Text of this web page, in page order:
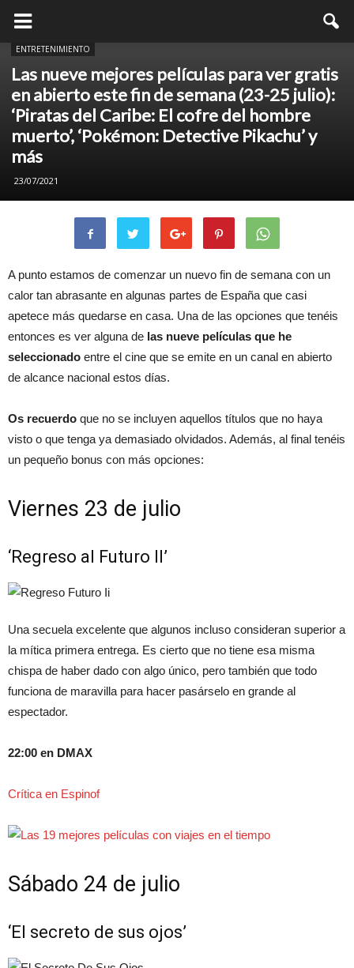
ENTRETENIMIENTO
Las nueve mejores películas para ver gratis
en abierto este fin de semana (23-25 julio):
‘Piratas del Caribe: El cofre del hombre
muerto’, ‘Pokémon: Detective Pikachu’ y
más
23/07/2021
A punto estamos de comenzar un nuevo fin de semana con un
calor tan abrasante en algunas partes de España que casi
apetece más quedarse en casa. Una de las opciones que tenéis
entonces es ver alguna de las nueve películas que he
seleccionado entre el cine que se emite en un canal en abierto
de alcance nacional estos días.
Os recuerdo que no se incluyen aquellos títulos que no haya
visto o que tenga ya demasiado olvidados. Además, al final tenéis
un pequeño bonus con más opciones:
Viernes 23 de julio
‘Regreso al Futuro II’
Una secuela excelente que algunos incluso consideran superior a
la mítica primera entrega. Es cierto que no tiene esa misma
chispa de haber dado con algo único, pero también que todo
funciona de maravilla para hacer pasárselo en grande al
espectador.
22:00 en DMAX
Crítica en Espinof
Sábado 24 de julio
‘El secreto de sus ojos’